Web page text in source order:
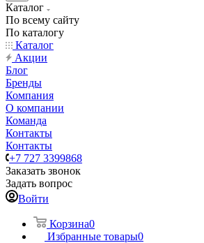
Каталог
По всему сайту
По каталогу
Каталог
Акции
Блог
Бренды
Компания
О компании
Команда
Контакты
Контакты
+7 727 3399868
Заказать звонок
Задать вопрос
Войти
Корзина0
Избранные товары0